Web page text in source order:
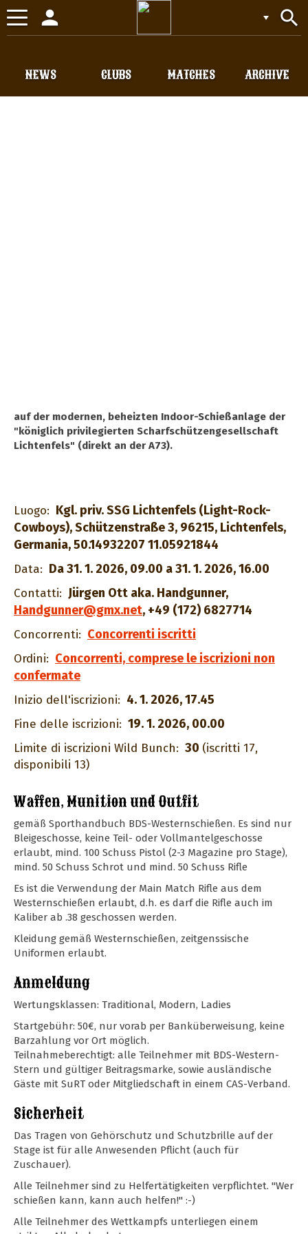
Toggle
navigation
search
person
CLUBS
NEWS MATCHES ARCHIVE
auf der modernen, beheizten Indoor-Schießanlage der
"königlich privilegierten Scharfschützengesellschaft
Lichtenfels" (direkt an der A73).
Luogo: Kgl. priv. SSG Lichtenfels (Light-Rock-
Cowboys), Schützenstraße 3, 96215, Lichtenfels,
Germania, 50.14932207 11.05921844
Data: Da 31. 1. 2026, 09.00 a 31. 1. 2026, 16.00
Contatti: Jürgen Ott aka. Handgunner,
Handgunner@gmx.net, +49 (172) 6827714
Concorrenti: Concorrenti iscritti
Ordini: Concorrenti, comprese le iscrizioni non
confermate
Inizio dell'iscrizioni: 4. 1. 2026, 17.45
Fine delle iscrizioni: 19. 1. 2026, 00.00
Limite di iscrizioni Wild Bunch: 30 (iscritti 17,
disponibili 13)
Waffen, Munition und Outfit
gemäß Sporthandbuch BDS-Westernschießen. Es sind nur
Bleigeschosse, keine Teil- oder Vollmantelgeschosse
erlaubt, mind. 100 Schuss Pistol (2-3 Magazine pro Stage),
mind. 50 Schuss Schrot und mind. 50 Schuss Rifle
Es ist die Verwendung der Main Match Rifle aus dem
Westernschießen erlaubt, d.h. es darf die Rifle auch im
Kaliber ab .38 geschossen werden.
Kleidung gemäß Westernschießen, zeitgenssische
Uniformen erlaubt.
Anmeldung
Wertungsklassen: Traditional, Modern, Ladies
Startgebühr: 50€, nur vorab per Banküberweisung, keine
Barzahlung vor Ort möglich.
Teilnahmeberechtigt: alle Teilnehmer mit BDS-Western-
Stern und gültiger Beitragsmarke, sowie ausländische
Gäste mit SuRT oder Mitgliedschaft in einem CAS-Verband.
Sicherheit
Das Tragen von Gehörschutz und Schutzbrille auf der
Stage ist für alle Anwesenden Pflicht (auch für
Zuschauer).
Alle Teilnehmer sind zu Helfertätigkeiten verpflichtet. "Wer
schießen kann, kann auch helfen!" :-)
Alle Teilnehmer des Wettkampfs unterliegen einem